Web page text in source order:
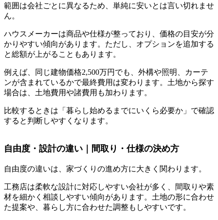
範囲は会社ごとに異なるため、単純に安いとは言い切れませ
ん。
ハウスメーカーは商品や仕様が整っており、価格の目安が分
かりやすい傾向があります。ただし、オプションを追加する
と総額が上がることもあります。
例えば、同じ建物価格2,500万円でも、外構や照明、カーテ
ンが含まれているかで最終費用は変わります。土地から探す
場合は、土地費用や諸費用も加わります。
比較するときは「暮らし始めるまでにいくら必要か」で確認
すると判断しやすくなります。
自由度・設計の違い｜間取り・仕様の決め方
自由度の違いは、家づくりの進め方に大きく関わります。
工務店は柔軟な設計に対応しやすい会社が多く、間取りや素
材を細かく相談しやすい傾向があります。土地の形に合わせ
た提案や、暮らし方に合わせた調整もしやすいです。